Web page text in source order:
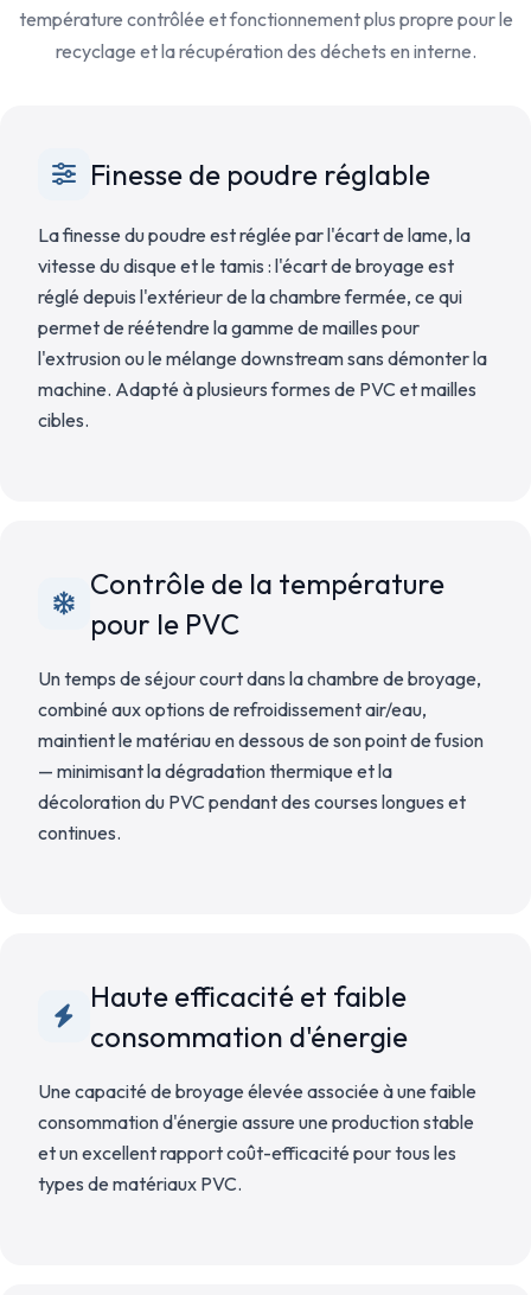
température contrôlée et fonctionnement plus propre pour le
recyclage et la récupération des déchets en interne.
Finesse de poudre réglable
La finesse du poudre est réglée par l'écart de lame, la
vitesse du disque et le tamis : l'écart de broyage est
réglé depuis l'extérieur de la chambre fermée, ce qui
permet de réétendre la gamme de mailles pour
l'extrusion ou le mélange downstream sans démonter la
machine. Adapté à plusieurs formes de PVC et mailles
cibles.
Contrôle de la température
pour le PVC
Un temps de séjour court dans la chambre de broyage,
combiné aux options de refroidissement air/eau,
maintient le matériau en dessous de son point de fusion
— minimisant la dégradation thermique et la
décoloration du PVC pendant des courses longues et
continues.
Haute efficacité et faible
consommation d'énergie
Une capacité de broyage élevée associée à une faible
consommation d'énergie assure une production stable
et un excellent rapport coût-efficacité pour tous les
types de matériaux PVC.